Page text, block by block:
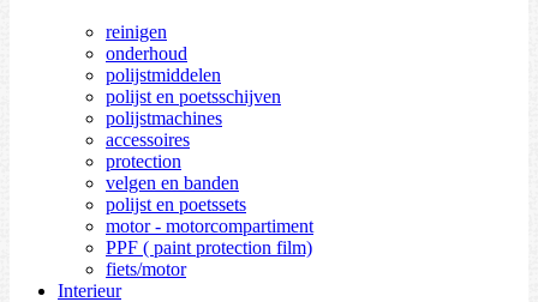
reinigen
onderhoud
polijstmiddelen
polijst en poetsschijven
polijstmachines
accessoires
protection
velgen en banden
polijst en poetssets
motor - motorcompartiment
PPF ( paint protection film)
fiets/motor
Interieur